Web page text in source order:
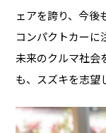
ェアを誇り、今後
コンパクトカーに
未来のクルマ社会
も、スズキを志望